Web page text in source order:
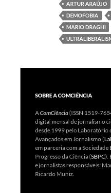
ARTUR ARAÚJO
DEMOFOBIA
MARIO DRAGHI
SOBRE A COMCIÊNCIA
AComCiência(ISSN 1519-
digital mensal de jornalismo
desde 1999 pelo Laboratório
Avançados em Jornalismo (
em parceria com a Sociedade
Progresso da Ciência (SBPC).
e jornalistas responsáveis:
Ricardo Muniz.